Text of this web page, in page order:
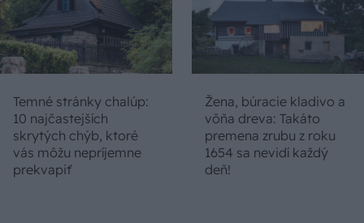
Temné stránky chalúp:
10 najčastejších
skrytých chýb, ktoré
vás môžu nepríjemne
prekvapiť
Žena, búracie kladivo a
vôňa dreva: Takáto
premena zrubu z roku
1654 sa nevidí každý
deň!